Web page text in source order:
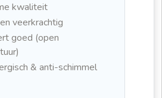
kwaliteit
veerkrachtig
goed (open
& anti-schimmel